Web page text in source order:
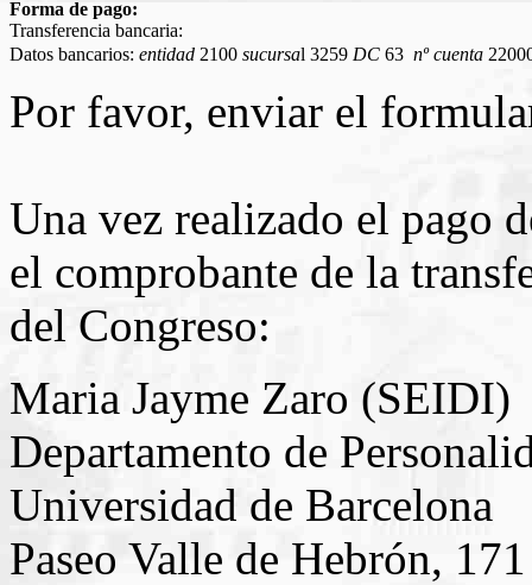
Forma de pago:
Transferencia bancaria:
Datos bancarios: entidad 2100 sucursal 3259 DC 63 nº cuenta
Por favor, enviar el
Una vez realizado el pago
el comprobante de la
del Congreso:
Maria Jayme Zaro (SEIDI)
Departamento de
Universidad de Barcelona
Paseo Valle de Hebrón, 171